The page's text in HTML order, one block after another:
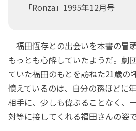
「Ronza」1995年12月号
福田恆存との出会いを本書の冒
もっとも心酔していたようだ。劇
ていた福田のもとを訪ねた21歳の
憶えているのは、自分の孫ほどに
相手に、少しも偉ぶることなく、
対等に接してくれる福田さんの姿